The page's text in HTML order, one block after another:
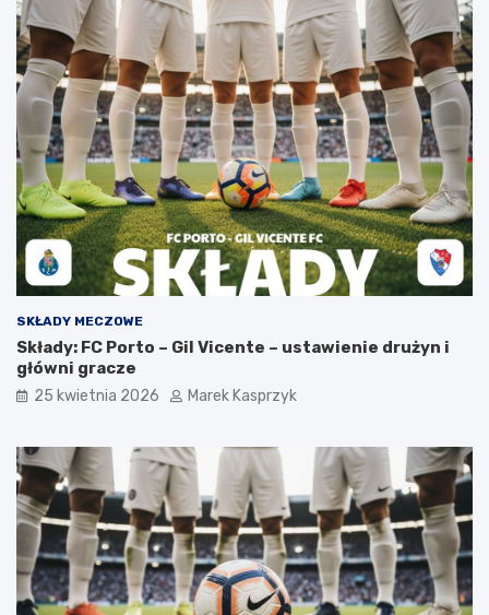
SKŁADY MECZOWE
Składy: FC Porto – Gil Vicente – ustawienie drużyn i
główni gracze
25 kwietnia 2026 Marek Kasprzyk